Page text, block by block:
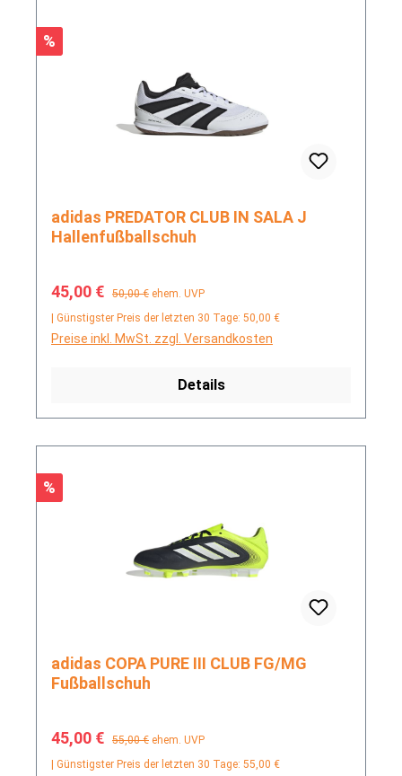
Rabatt
%
adidas PREDATOR CLUB IN SALA J
Hallenfußballschuh
Verkaufspreis:
45,00 € Regulärer Preis:
50,00 € ehem. UVP
| Günstigster Preis der letzten 30 Tage: 50,00 €
Preise inkl. MwSt. zzgl. Versandkosten
Details
Rabatt
%
adidas COPA PURE III CLUB FG/MG
Fußballschuh
Verkaufspreis:
45,00 € Regulärer Preis:
55,00 € ehem. UVP
| Günstigster Preis der letzten 30 Tage: 55,00 €